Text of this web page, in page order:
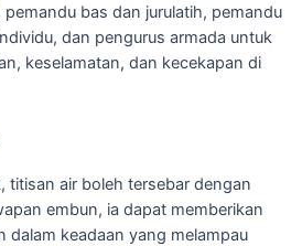
bas dan jurulatih, pemandu
dan pengurus armada untuk
keselamatan, dan kecekapan di
titisan air boleh tersebar dengan
embun, ia dapat memberikan
dalam keadaan yang melampau